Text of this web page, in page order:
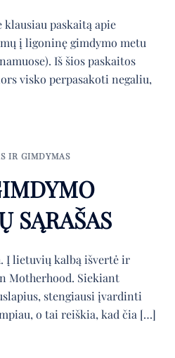
paskaitą apie
į ligoninę gimdymo metu
Iš šios paskaitos
visko perpasakoti negaliu,
IR GIMDYMAS
SĄRAŠAS
Į lietuvių kalbą išvertė ir
Motherhood. Siekiant
stengiausi įvardinti
o tai reiškia, kad čia […]